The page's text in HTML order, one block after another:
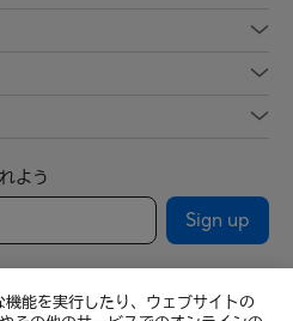
能を実行したり、ウェブサイトの
間は最
よう
Sign up